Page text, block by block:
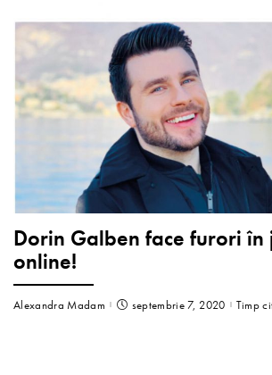
Dorin Galben face furori în
online!
Alexandra Madam septembrie 7, 2020 Timp